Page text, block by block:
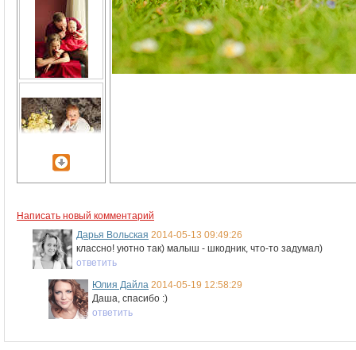
Написать новый комментарий
Дарья Вольская 2014-05-13 09:49:26
классно! уютно так) малыш - шкодник, что-то задумал)
ответить
Юлия Дайла 2014-05-19 12:58:29
Даша, спасибо :)
ответить